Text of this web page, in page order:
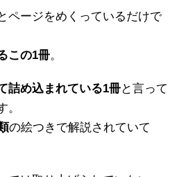
ページをめくっているだけで
この1冊。
詰め込まれている1冊と言って
。
の絵つきで解説されていて